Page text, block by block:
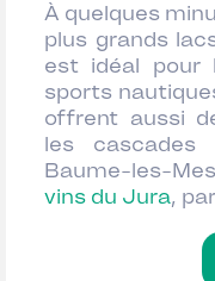
À quelques
plus grands
est idéal pour
sports
offrent aussi
les
Baume-les-
vins du Jura,